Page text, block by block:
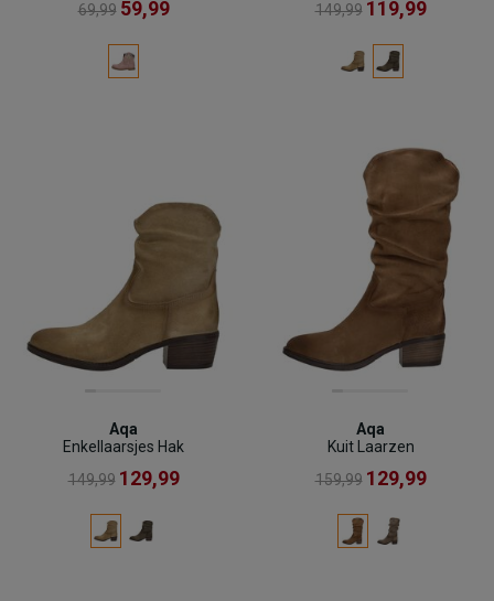
69,99 59,99
149,99 119,99
Aqa
Enkellaarsjes Hak
149,99 129,99
Aqa
Kuit Laarzen
159,99 129,99